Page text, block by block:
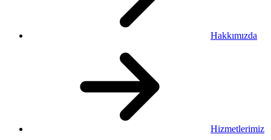
Hakkımızda
Hizmetlerimiz